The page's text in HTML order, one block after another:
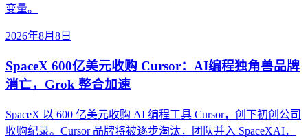
变量。
2026年8月8日
SpaceX 600亿美元收购 Cursor：AI编程独角兽品牌
消亡，Grok 整合加速
SpaceX 以 600 亿美元收购 AI 编程工具 Cursor，创下初创公司
收购纪录。Cursor 品牌将被逐步淘汰，团队并入 SpaceXAI，